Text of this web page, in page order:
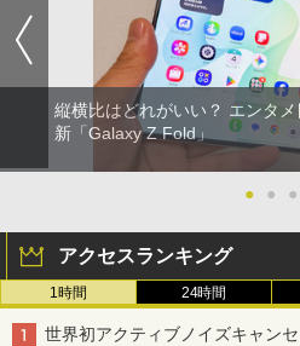
縦横比はどれがいい？ エンタ
新「Galaxy Z Fold」
● ● ●
アクセスランキング
1時間 24時間
世界初アクティブノイズキャン